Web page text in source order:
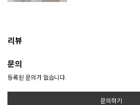
리뷰
문의
등록된 문의가 없습니다.
문의하기